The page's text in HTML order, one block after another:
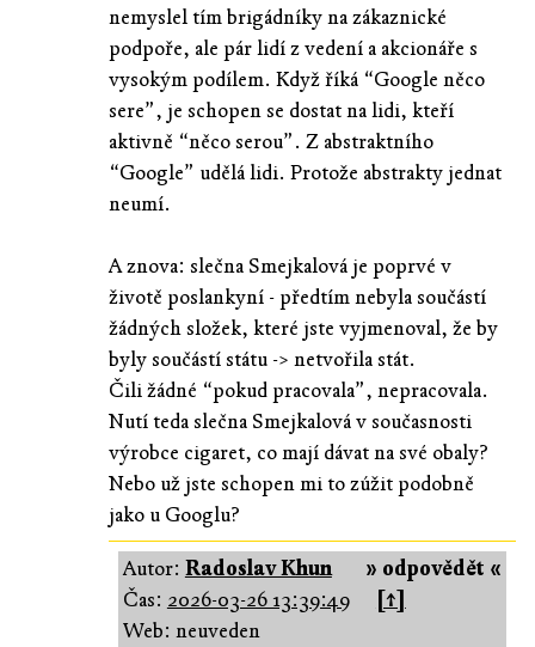
nemyslel tím brigádníky na zákaznické
podpoře, ale pár lidí z vedení a akcionáře s
vysokým podílem. Když říká “Google něco
sere”, je schopen se dostat na lidi, kteří
aktivně “něco serou”. Z abstraktního
“Google” udělá lidi. Protože abstrakty jednat
neumí.
A znova: slečna Smejkalová je poprvé v
životě poslankyní - předtím nebyla součástí
žádných složek, které jste vyjmenoval, že by
byly součástí státu -> netvořila stát.
Čili žádné “pokud pracovala”, nepracovala.
Nutí teda slečna Smejkalová v současnosti
výrobce cigaret, co mají dávat na své obaly?
Nebo už jste schopen mi to zúžit podobně
jako u Googlu?
» odpovědět «
Autor: Radoslav Khun
Čas: 2026-03-26 13:39:49
[↑]
Web: neuveden